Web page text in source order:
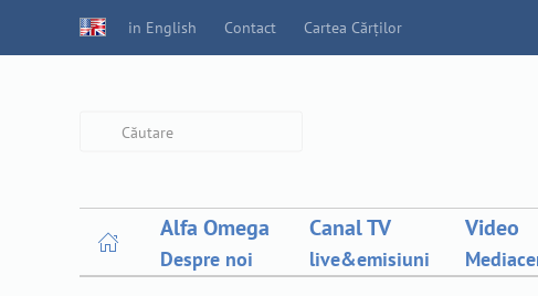
in English Contact Cartea Cărților
Alfa Omega
Despre noi
Canal TV
live&emisiuni
Video